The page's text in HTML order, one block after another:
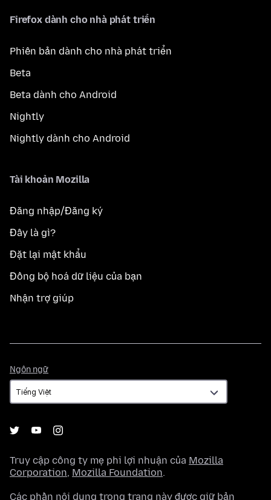
Firefox dành cho nhà phát triển
Phiên bản dành cho nhà phát triển
Beta
Beta dành cho Android
Nightly
Nightly dành cho Android
Tài khoản Mozilla
Đăng nhập/Đăng ký
Đây là gì?
Đặt lại mật khẩu
Đồng bộ hoá dữ liệu của bạn
Nhận trợ giúp
Ngôn ngữ
ngữ
Truy cập công ty mẹ phi lợi nhuận của Mozilla
Corporation, Mozilla Foundation.
Các phần nội dung trong trang này được giữ bản